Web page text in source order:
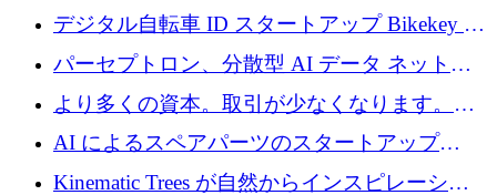
規模拡大を支援するために11億ユーロのファ
ンドVIを閉鎖
デジタル自転車 ID スタートアップ Bikekey が
TÖNNJES への投資を確保
パーセプトロン、分散型 AI データ ネットワ
ークの構築に 650 万ドルを調達
より多くの資本。取引が少なくなります。
2026 年上半期がヨーロッパのテクノロジーに
ついて語ること
AI によるスペアパーツのスタートアップ
Intropy が 1,100 万ドルを調達
Kinematic Trees が自然からインスピレーショ